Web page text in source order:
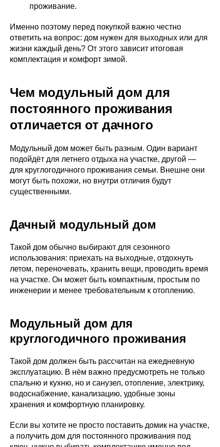
проживание.
Именно поэтому перед покупкой важно честно
ответить на вопрос: дом нужен для выходных или для
жизни каждый день? От этого зависит итоговая
комплектация и комфорт зимой.
Чем модульный дом для
постоянного проживания
отличается от дачного
Модульный дом может быть разным. Один вариант
подойдёт для летнего отдыха на участке, другой —
для круглогодичного проживания семьи. Внешне они
могут быть похожи, но внутри отличия будут
существенными.
Дачный модульный дом
Такой дом обычно выбирают для сезонного
использования: приехать на выходные, отдохнуть
летом, переночевать, хранить вещи, проводить время
на участке. Он может быть компактным, простым по
инженерии и менее требовательным к отоплению.
Модульный дом для
круглогодичного проживания
Такой дом должен быть рассчитан на ежедневную
эксплуатацию. В нём важно предусмотреть не только
спальню и кухню, но и санузел, отопление, электрику,
водоснабжение, канализацию, удобные зоны
хранения и комфортную планировку.
Если вы хотите не просто поставить домик на участке,
а получить дом для постоянного проживания под